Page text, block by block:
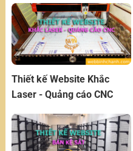
Thiết kế Website Khắc
Laser - Quảng cáo CNC